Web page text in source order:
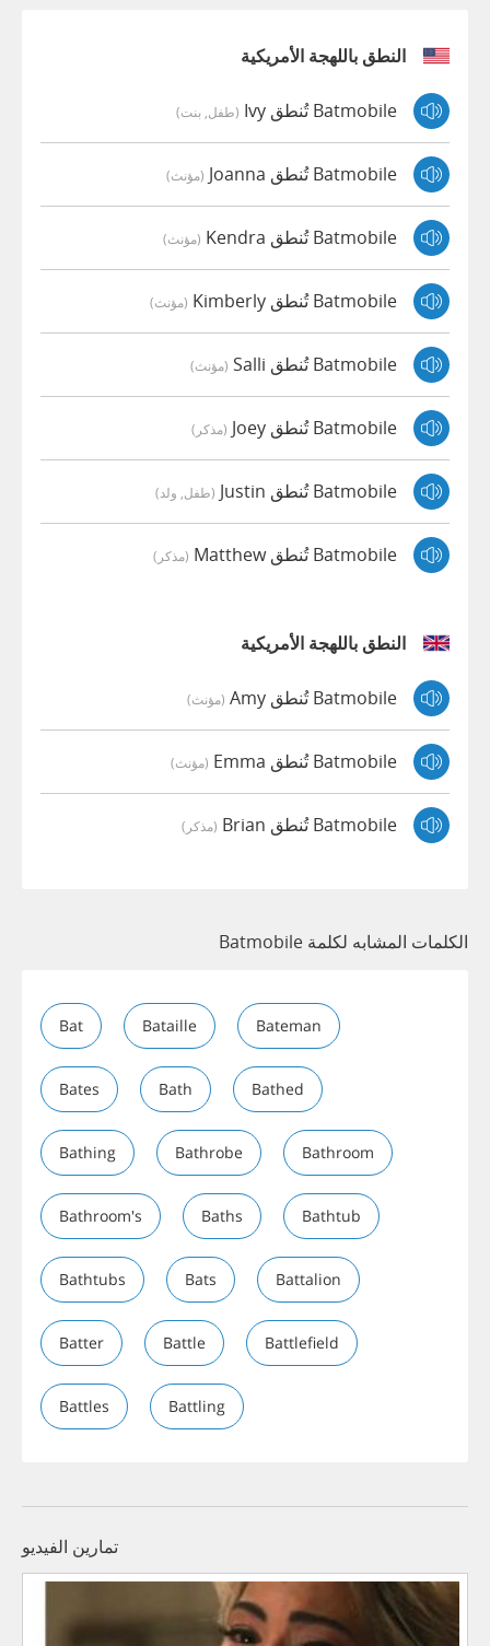
النطق باللهجة الأمريكية
Batmobile تُنطق Ivy (طفل, بنت)
Batmobile تُنطق Joanna (مؤنث)
Batmobile تُنطق Kendra (مؤنث)
Batmobile تُنطق Kimberly (مؤنث)
Batmobile تُنطق Salli (مؤنث)
Batmobile تُنطق Joey (مذكر)
Batmobile تُنطق Justin (طفل, ولد)
Batmobile تُنطق Matthew (مذكر)
النطق باللهجة الأمريكية
Batmobile تُنطق Amy (مؤنث)
Batmobile تُنطق Emma (مؤنث)
Batmobile تُنطق Brian (مذكر)
الكلمات المشابه لكلمة Batmobile
Bat Bataille Bateman
Bates Bath Bathed
Bathing Bathrobe Bathroom
Bathroom's Baths Bathtub
Bathtubs Bats Battalion
Batter Battle Battlefield
Battles Battling
تمارين الفيديو